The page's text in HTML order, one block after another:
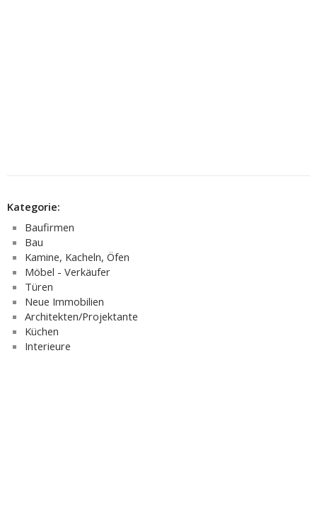
Kategorie:
Baufirmen
Bau
Kamine, Kacheln, Öfen
Möbel - Verkäufer
Türen
Neue Immobilien
Architekten/Projektante
Küchen
Interieure